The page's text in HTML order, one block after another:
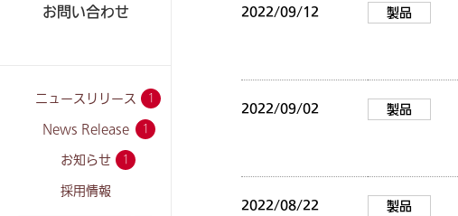
お問い合わせ
ニュースリリース 1
News Release 1
お知らせ 1
採用情報
業務用
2022/09/12 製品
2022/09/02 製品
2022/08/22 製品